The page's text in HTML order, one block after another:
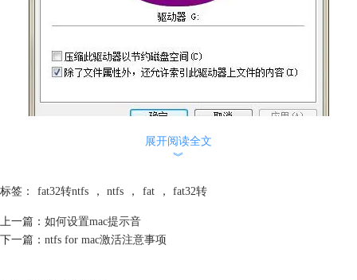
图一：fat32
有“查错”这一功能，点击“开始检查”，在打开的“检查磁盘”窗口内，勾选
中“自动修复文件系统错误”和“扫描并试图恢复坏扇区”，同样可以检查修
复该磁盘。
展开阅读全文
︾
标签： fat32转ntfs ， ntfs ， fat ， fat32转
上一篇： 如何设置mac提示音
下一篇： ntfs for mac激活注意事项